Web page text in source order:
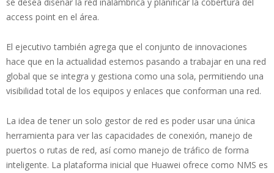
access point en el área.
El ejecutivo también agrega que el conjunto de innovaciones
hace que en la actualidad estemos pasando a trabajar en una red
global que se integra y gestiona como una sola, permitiendo una
visibilidad total de los equipos y enlaces que conforman una red.
La idea de tener un solo gestor de red es poder usar una única
herramienta para ver las capacidades de conexión, manejo de
puertos o rutas de red, así como manejo de tráfico de forma
inteligente. La plataforma inicial que Huawei ofrece como NMS es